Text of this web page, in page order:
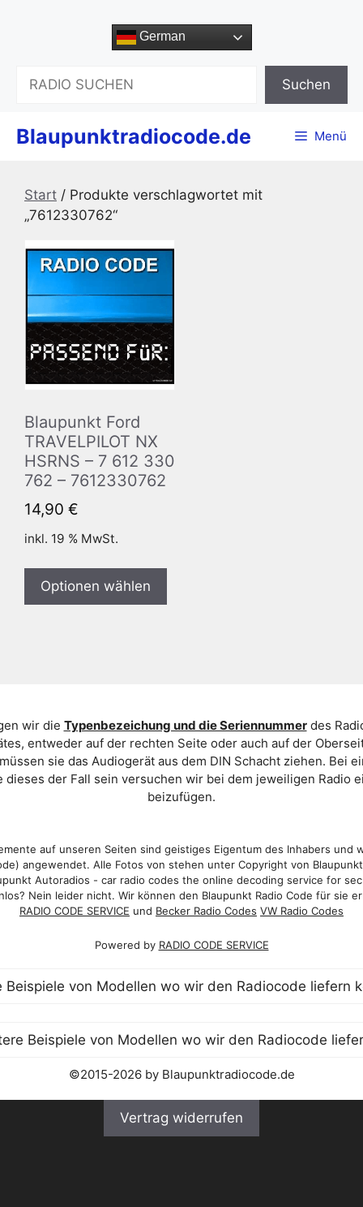
German
Suchen
Blaupunktradiocode.de Menü
Start / Produkte verschlagwortet mit
„7612330762“
Blaupunkt Ford
TRAVELPILOT NX
HSRNS – 7 612 330
762 – 7612330762
14,90 €
inkl. 19 % MwSt.
Optionen wählen
wir die Typenbezeichung und die Seriennummerdes
entweder auf der rechten Seite oder auch auf der
sie das Audiogerät aus dem DIN Schacht ziehen. Bei
der Fall sein versuchen wir bei dem jeweiligen Radio
beizufügen.
auf unseren Seiten sind geistiges Eigentum des Inhabers und
angewendet. Alle Fotos von stehen unter Copyright von
Autoradios - car radio codes the online decoding service for
Nein leider nicht. Wir können den Blaupunkt Radio Code für sie
RADIO CODE SERVICE und Becker Radio Codes VW Radio Codes
Powered by RADIO CODE SERVICE
©2015-2026 by Blaupunktradiocode.de
Vertrag widerrufen